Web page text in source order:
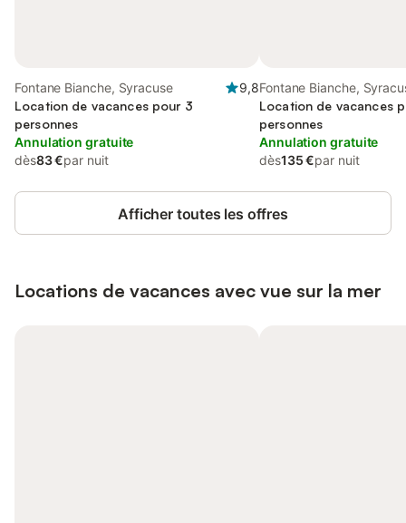
Fontane Bianche, Syracuse
9,8
Location de vacances pour 3
personnes
Annulation gratuite
dès83 €par nuit
Fontane Bianche,
Location de vacances
personnes
Annulation gratuite
dès135 €par nuit
Afficher toutes les offres
Locations de vacances avec vue sur la mer